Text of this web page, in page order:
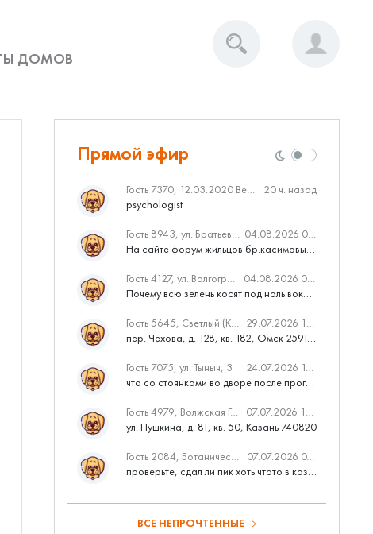
ДОМОВ
Прямой эфир
Гость 7370, 12.03.2020 Вебинар от Нмаркет.ПРО: «Актуальное об ипотеке: что нужно знать»
20 ч. назад
psychologist
Гость 8943, ул. Братьев Касимовых, 62 04.08.2026 08:34
На сайте форум жильцов бр.касимовых 62у дома растут красивые...
Гость 4127, ул. Волгоградская, 41 04.08.2026 04:46
Почему всю зелень косят под ноль вокруг дома,в полисадниках....
Гость 5645, Светлый (Куюки) 29.07.2026 10:31
пер. Чехова, д. 128, кв. 182, Омск 259145
Гость 7075, ул. Тыныч, 3 24.07.2026 14:01
что со стоянками во дворе после программы наш двор
Гость 4979, Волжская Гавань
07.07.2026 10:53
ул. Пушкина, д. 81, кв. 50, Казань 740820
Гость 2084, Ботаническая 3 (ПИК, бизнес-класс) 07.07.2026 07:28
проверьте, сдал ли пик хоть чтото в казани вовремя?
ВСЕ НЕПРОЧТЕННЫЕ